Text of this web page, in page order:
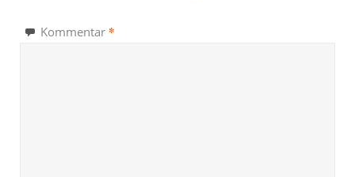
Kommentar *